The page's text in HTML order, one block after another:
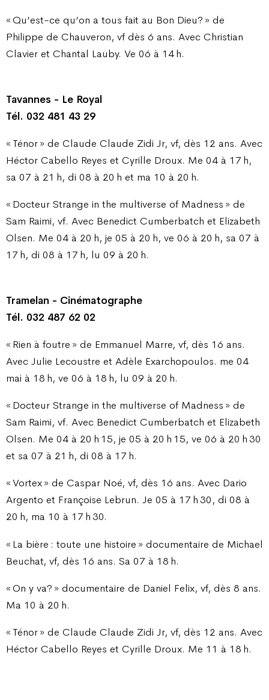
« Qu’est-ce qu’on a tous fait au Bon Dieu? » de
Philippe de Chauveron, vf dès 6 ans. Avec Christian
Clavier et Chantal Lauby. Ve 06 à 14 h.
Tavannes - Le Royal
Tél. 032 481 43 29
« Ténor » de Claude Claude Zidi Jr, vf, dès 12 ans. Avec
Héctor Cabello Reyes et Cyrille Droux. Me 04 à 17 h,
sa 07 à 21 h, di 08 à 20 h et ma 10 à 20 h.
« Docteur Strange in the multiverse of Madness » de
Sam Raimi, vf. Avec Benedict Cumberbatch et Elizabeth
Olsen. Me 04 à 20 h, je 05 à 20 h, ve 06 à 20 h, sa 07 à
17 h, di 08 à 17 h, lu 09 à 20 h.
Tramelan - Cinématographe
Tél. 032 487 62 02
« Rien à foutre » de Emmanuel Marre, vf, dès 16 ans.
Avec Julie Lecoustre et Adèle Exarchopoulos. me 04
mai à 18 h, ve 06 à 18 h, lu 09 à 20 h.
« Docteur Strange in the multiverse of Madness » de
Sam Raimi, vf. Avec Benedict Cumberbatch et Elizabeth
Olsen. Me 04 à 20 h 15, je 05 à 20 h 15, ve 06 à 20 h 30
et sa 07 à 21 h, di 08 à 17 h.
« Vortex » de Caspar Noé, vf, dès 16 ans. Avec Dario
Argento et Françoise Lebrun. Je 05 à 17 h 30, di 08 à
20 h, ma 10 à 17 h 30.
« La bière : toute une histoire » documentaire de Michael
Beuchat, vf, dès 16 ans. Sa 07 à 18 h.
« On y va? » documentaire de Daniel Felix, vf, dès 8 ans.
Ma 10 à 20 h.
« Ténor » de Claude Claude Zidi Jr, vf, dès 12 ans. Avec
Héctor Cabello Reyes et Cyrille Droux. Me 11 à 18 h.